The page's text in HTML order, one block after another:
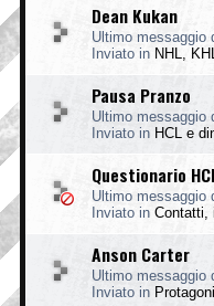
Dean Kukan
Ultimo messaggio
Inviato in NHL,
Pausa Pranzo
Ultimo messaggio
Inviato in HCL e
Questionario
Ultimo messaggio
Inviato in Contatti,
Anson Carter
Ultimo messaggio
Inviato in